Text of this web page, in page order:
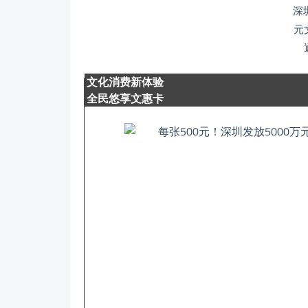
文化消费新体验
全民悠享文惠卡